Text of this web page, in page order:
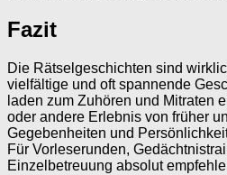
Fazit
Die Rätselgeschichten sind
vielfältige und oft spannende
laden zum Zuhören und Mitraten
oder andere Erlebnis von früher
Gegebenheiten und
Für Vorleserunden,
Einzelbetreuung absolut